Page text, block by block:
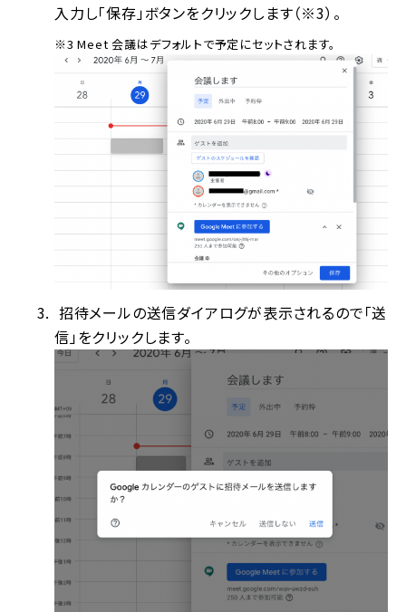
入力し「保存」ボタンをクリックします（※3）。
※3 Meet 会議はデフォルトで予定にセットされます。
招待メールの送信ダイアログが表示されるので「送
信」をクリックします。